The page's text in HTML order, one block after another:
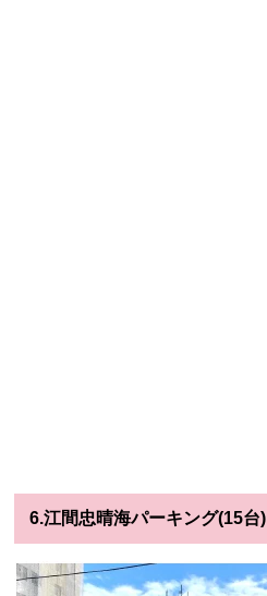
6.江間忠晴海パーキング(15台)